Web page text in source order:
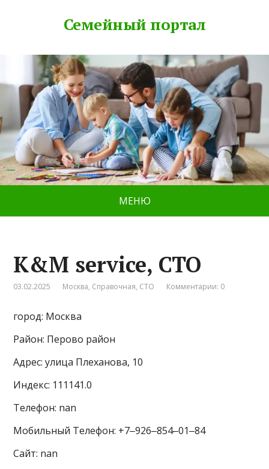
Семейный портал
МЕНЮ
K&M service, СТО
03.02.2025 Москва, Справочная, СТО Комментарии: 0
город: Москва
Район: Перово район
Адрес: улица Плеханова, 10
Индекс: 111141.0
Телефон: nan
Мобильный Телефон: +7‒926‒854‒01‒84
Сайт: nan